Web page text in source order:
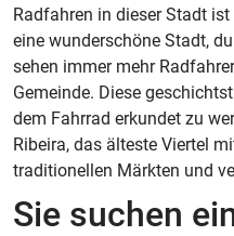
Radfahren in dieser Stadt
eine wunderschöne Stadt,
sehen immer mehr
Gemeinde. Diese
dem Fahrrad erkundet zu
Ribeira, das älteste Viertel
traditionellen Märkten und
Sie suchen